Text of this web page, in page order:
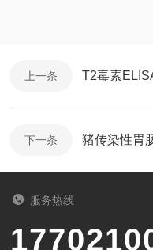
上一条 T2毒素
下一条 猪传染性胃
服务热线